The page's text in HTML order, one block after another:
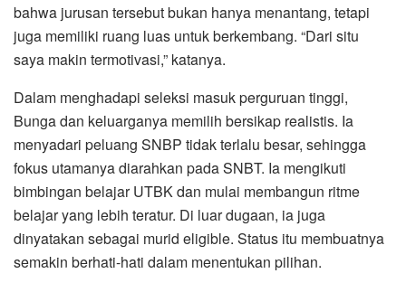
bahwa jurusan tersebut bukan hanya menantang, tetapi
juga memiliki ruang luas untuk berkembang. “Dari situ
saya makin termotivasi,” katanya.
Dalam menghadapi seleksi masuk perguruan tinggi,
Bunga dan keluarganya memilih bersikap realistis. Ia
menyadari peluang SNBP tidak terlalu besar, sehingga
fokus utamanya diarahkan pada SNBT. Ia mengikuti
bimbingan belajar UTBK dan mulai membangun ritme
belajar yang lebih teratur. Di luar dugaan, ia juga
dinyatakan sebagai murid eligible. Status itu membuatnya
semakin berhati-hati dalam menentukan pilihan.